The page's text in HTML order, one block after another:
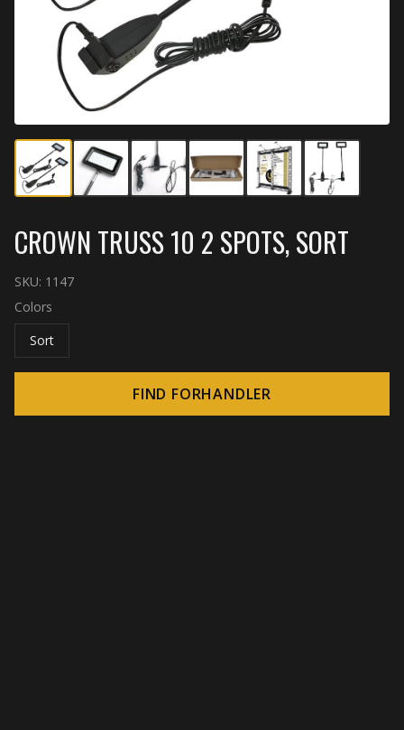
CROWN TRUSS 10 2 SPOTS, SORT
SKU: 1147
Colors
Sort
FIND FORHANDLER